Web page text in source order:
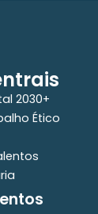
2030+
Ético